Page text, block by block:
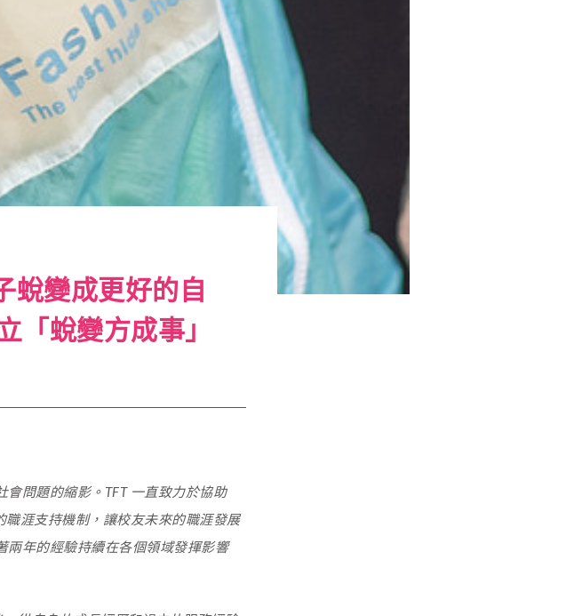
蛻變成更好的自
「蛻變方成事」
問題的縮影。TFT 一直致力於協助
職涯支持機制，讓校友未來的職涯發展
兩年的經驗持續在各個領域發揮影響